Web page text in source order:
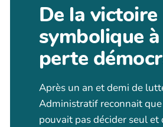
De la victoire
symbolique
perte
Après un an et demi de
Administratif reconnait
pouvait pas décider seul et